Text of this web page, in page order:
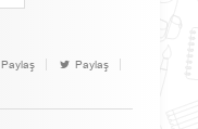
Paylaş
Paylaş